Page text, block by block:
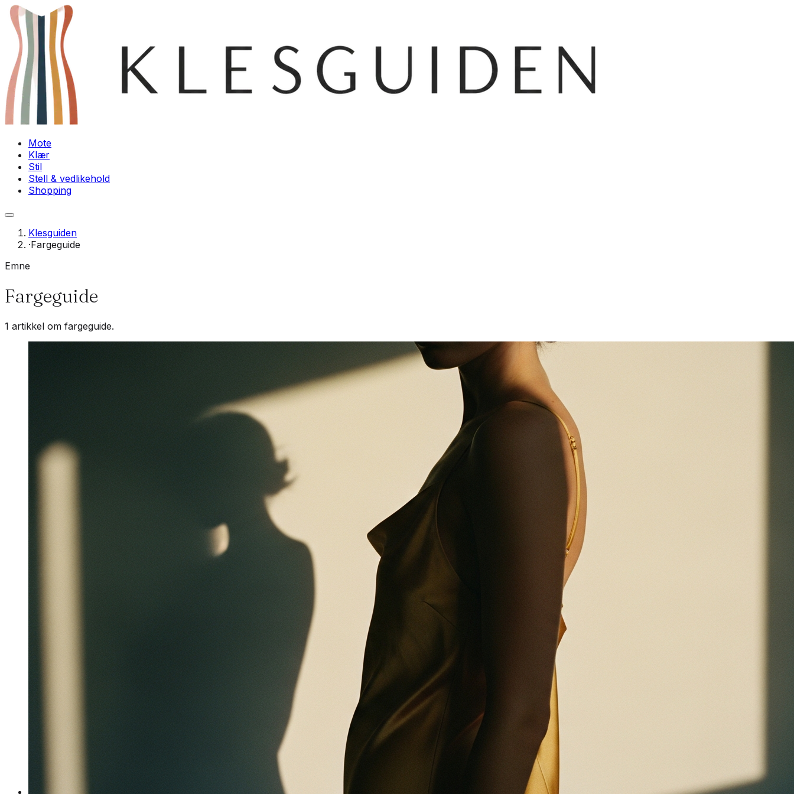
Mote
Klær
Stil
Stell & vedlikehold
Shopping
Klesguiden
·Fargeguide
Emne
Fargeguide
1 artikkel om fargeguide.